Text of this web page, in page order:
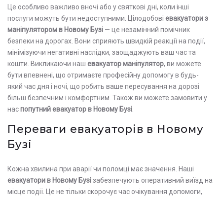
Це особливо важливо вночі або у святкові дні, коли інші
послуги можуть бути недоступними. Цілодобові евакуатори з
маніпулятором в Новому Бузі — це незамінний помічник
безпеки на дорогах. Вони сприяють швидкій реакції на події,
мінімізуючи негативні наслідки, заощаджують ваш час та
кошти. Викликаючи наш евакуатор маніпулятор, ви можете
бути впевнені, що отримаєте професійну допомогу в будь-
який час дня і ночі, що робить ваше пересування на дорозі
більш безпечним і комфортним. Також ви можете замовити у
наспопутний евакуатор в Новому Бузі
Переваги евакуаторів в Новому
Бузі
Кожна хвилина при аварії чи поломці має значення. Наші
евакуатори в Новому Бузізабезпечують оперативний виїзд на
місце події. Це не тільки скорочує час очікування допомоги,